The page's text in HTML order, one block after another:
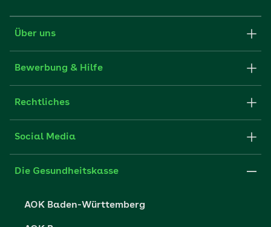
Über uns
Karriere-Startseite
Unsere Kultur
Bewerbung & Hilfe
Stellenangebote
Rechtliches
Impressum
Datenschutzrechte
Social Media
Die Gesundheitskasse
AOK Baden-Württemberg